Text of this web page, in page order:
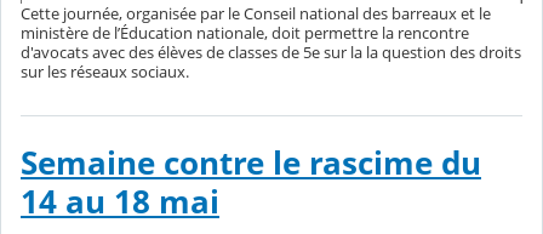
Cette journée, organisée par le Conseil national des barreaux et le
ministère de l’Éducation nationale, doit permettre la rencontre
d'avocats avec des élèves de classes de 5e sur la la question des droits
sur les réseaux sociaux.
Semaine contre le rascime du
14 au 18 mai